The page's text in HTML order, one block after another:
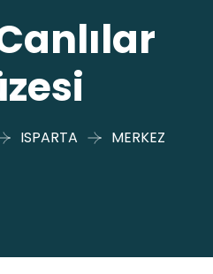
ISPARTA MERKEZ